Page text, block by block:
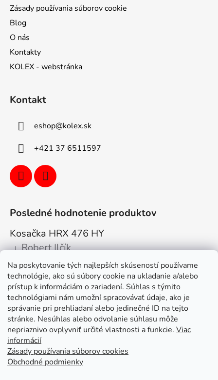
Na poskytovanie tých najlepších skúseností používame
technológie, ako sú súbory cookie na ukladanie a/alebo
prístup k informáciám o zariadení. Súhlas s týmito
technológiami nám umožní spracovávať údaje, ako je
správanie pri prehliadaní alebo jedinečné ID na tejto
stránke. Nesúhlas alebo odvolanie súhlasu môže
nepriaznivo ovplyvniť určité vlastnosti a funkcie. Viac
informácií
Zásady používania súborov cookies
Obchodné podmienky
Zásady používania súborov cookie
Blog
O nás
Kontakty
KOLEX - webstránka
Kontakt
eshop@kolex.sk
+421 37 6511597
Posledné hodnotenie produktov
Kosačka HRX 476 HY
Hodnotenie produktu je 5 z 5 hviezdičiek.
| Robert Ilčík
Super. Odporúčam
Facebook
Kolex, s.r.o. - webstránka